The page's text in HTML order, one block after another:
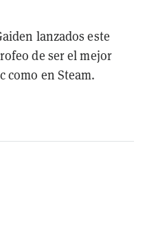
lanzados este
de ser el mejor
como en Steam.